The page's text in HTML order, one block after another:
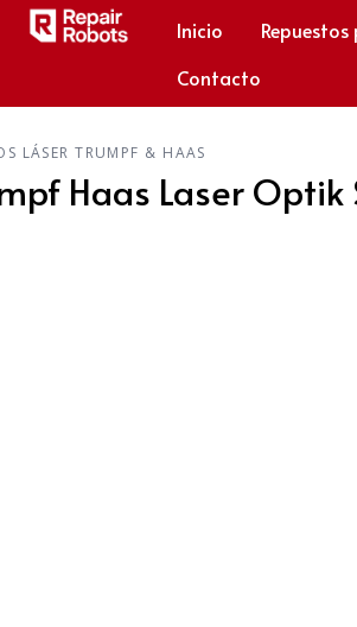
Inicio
Contacto
LÁSER TRUMPF & HAAS
Haas Laser Optik